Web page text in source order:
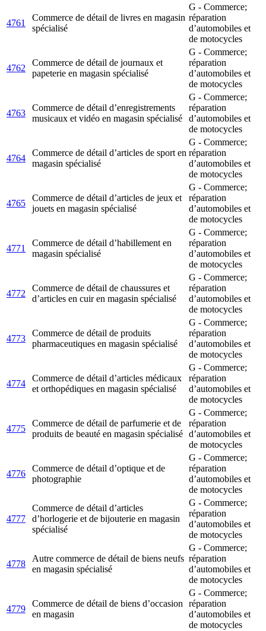
4761
Commerce de détail de livres en magasin
spécialisé
G - Commerce;
réparation
d’automobiles et
de motocycles
4762
Commerce de détail de journaux et
papeterie en magasin spécialisé
G - Commerce;
réparation
d’automobiles et
de motocycles
4763
Commerce de détail d’enregistrements
musicaux et vidéo en magasin spécialisé
G - Commerce;
réparation
d’automobiles et
de motocycles
4764
Commerce de détail d’articles de sport en
magasin spécialisé
G - Commerce;
réparation
d’automobiles et
de motocycles
4765
Commerce de détail d’articles de jeux et
jouets en magasin spécialisé
G - Commerce;
réparation
d’automobiles et
de motocycles
4771
Commerce de détail d’habillement en
magasin spécialisé
G - Commerce;
réparation
d’automobiles et
de motocycles
4772
Commerce de détail de chaussures et
d’articles en cuir en magasin spécialisé
G - Commerce;
réparation
d’automobiles et
de motocycles
4773
Commerce de détail de produits
pharmaceutiques en magasin spécialisé
G - Commerce;
réparation
d’automobiles et
de motocycles
4774
Commerce de détail d’articles médicaux
et orthopédiques en magasin spécialisé
G - Commerce;
réparation
d’automobiles et
de motocycles
4775
Commerce de détail de parfumerie et de
produits de beauté en magasin spécialisé
G - Commerce;
réparation
d’automobiles et
de motocycles
4776
Commerce de détail d’optique et de
photographie
G - Commerce;
réparation
d’automobiles et
de motocycles
4777
Commerce de détail d’articles
d’horlogerie et de bijouterie en magasin
spécialisé
G - Commerce;
réparation
d’automobiles et
de motocycles
4778
Autre commerce de détail de biens neufs
en magasin spécialisé
G - Commerce;
réparation
d’automobiles et
de motocycles
4779
Commerce de détail de biens d’occasion
en magasin
G - Commerce;
réparation
d’automobiles et
de motocycles